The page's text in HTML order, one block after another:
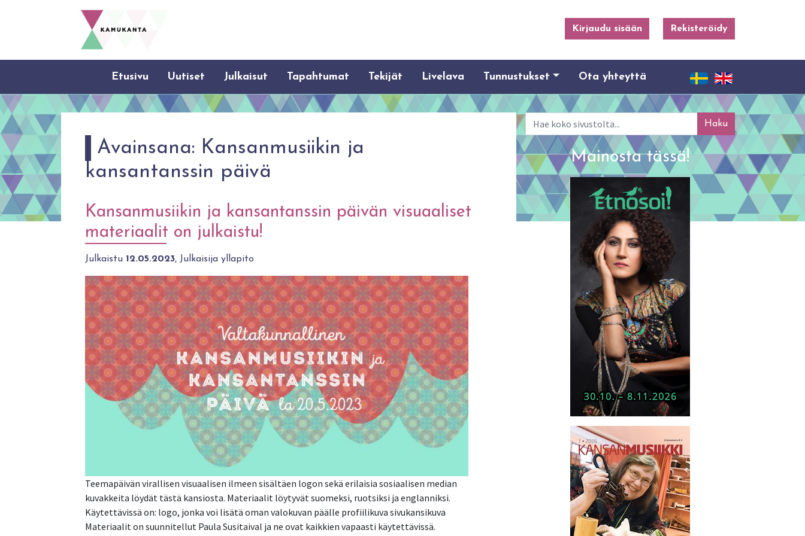
Kirjaudu sisään Rekisteröidy
Etusivu Uutiset Julkaisut Tapahtumat Tekijät Livelava Tunnustukset Ota yhteyttä
Avainsana: Kansanmusiikin ja
kansantanssin päivä
Kansanmusiikin ja kansantanssin päivän visuaaliset
materiaalit on julkaistu!
Julkaistu 12.05.2023, Julkaisija yllapito
Teemapäivän virallisen visuaalisen ilmeen sisältäen logon sekä erilaisia sosiaalisen median
kuvakkeita löydät tästä kansiosta. Materiaalit löytyvät suomeksi, ruotsiksi ja englanniksi.
Käytettävissä on: logo, jonka voi lisätä oman valokuvan päälle profiilikuva sivukansikuva
Materiaalit on suunnitellut Paula Susitaival ja ne ovat kaikkien vapaasti käytettävissä.
Haku
Mainosta tässä!